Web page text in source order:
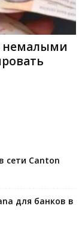
немалыми
сети Canton
для банков в